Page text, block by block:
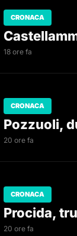
CRONACA
18 ore fa
CRONACA
Pozzuoli,
20 ore fa
CRONACA
Procida,
20 ore fa